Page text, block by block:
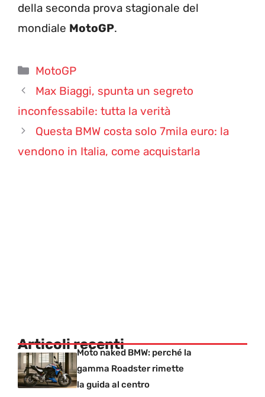
della seconda prova stagionale del
mondiale MotoGP.
Categorie
MotoGP
Max Biaggi, spunta un segreto
inconfessabile: tutta la verità
Questa BMW costa solo 7mila euro: la
vendono in Italia, come acquistarla
Articoli recentiMoto naked BMW: perché la
gamma Roadster rimette
la guida al centro